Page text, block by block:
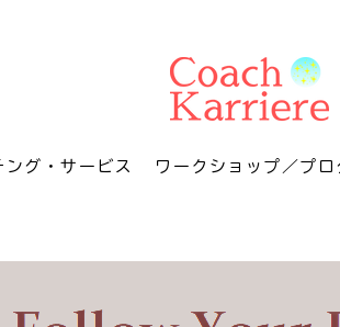
ング・サービス ワークショップ／プロ